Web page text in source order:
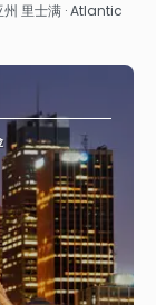
州 里士满 · Atlantic